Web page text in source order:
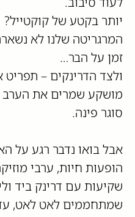
יותר בקטע של קוקטייל?
המרגריטה שלנו לא
זמן על הבר…
ולצד הדרינקים – תפריט
מושקע שמרים את הערב
סוגר פינה.
אבל בואו נדבר רגע על
הופעות חיות, ערבי
שקיעות עם דרינק ביד
שמתחממים לאט לאט,